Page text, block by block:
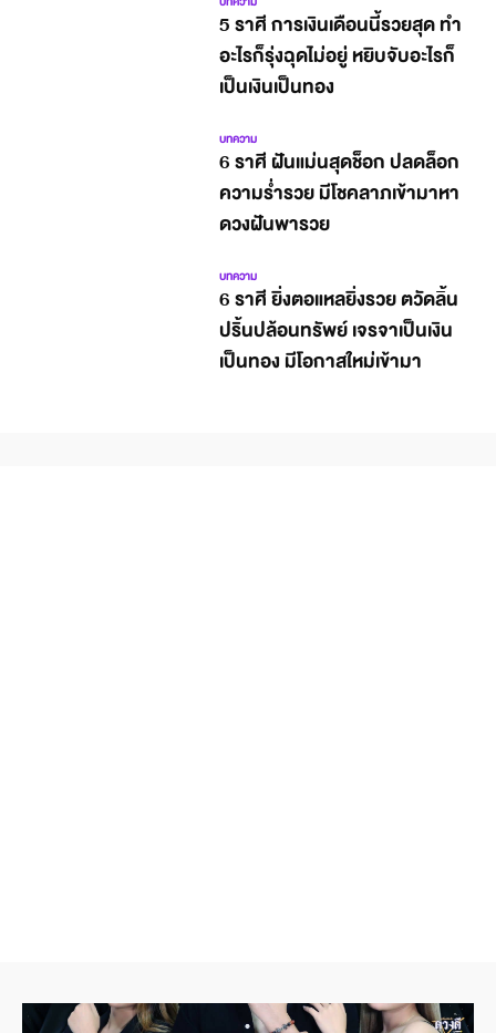
5 ราศี การเงินเดือนนี้รวยสุด ทำ
อะไรก็รุ่งฉุดไม่อยู่ หยิบจับอะไรก็
เป็นเงินเป็นทอง
บทความ
6 ราศี ฝันแม่นสุดช็อก ปลดล็อก
ความร่ำรวย มีโชคลาภเข้ามาหา
ดวงฝันพารวย
บทความ
6 ราศี ยิ่งตอแหลยิ่งรวย ตวัดลิ้น
ปริ้นปล้อนทรัพย์ เจรจาเป็นเงิน
เป็นทอง มีโอกาสใหม่เข้ามา